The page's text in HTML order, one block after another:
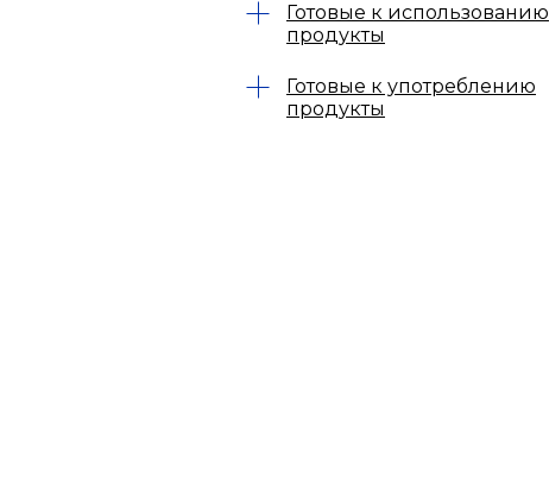
Готовые к использованию
продукты
Готовые к употреблению
продукты